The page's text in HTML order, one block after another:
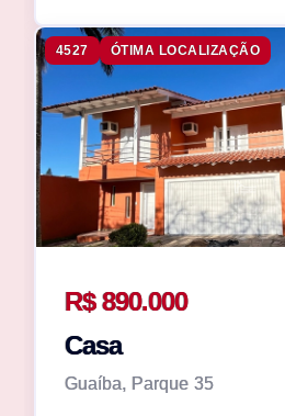
4527 ÓTIMA LOCALIZAÇÃO
R$ 890.000
Casa
Guaíba, Parque 35